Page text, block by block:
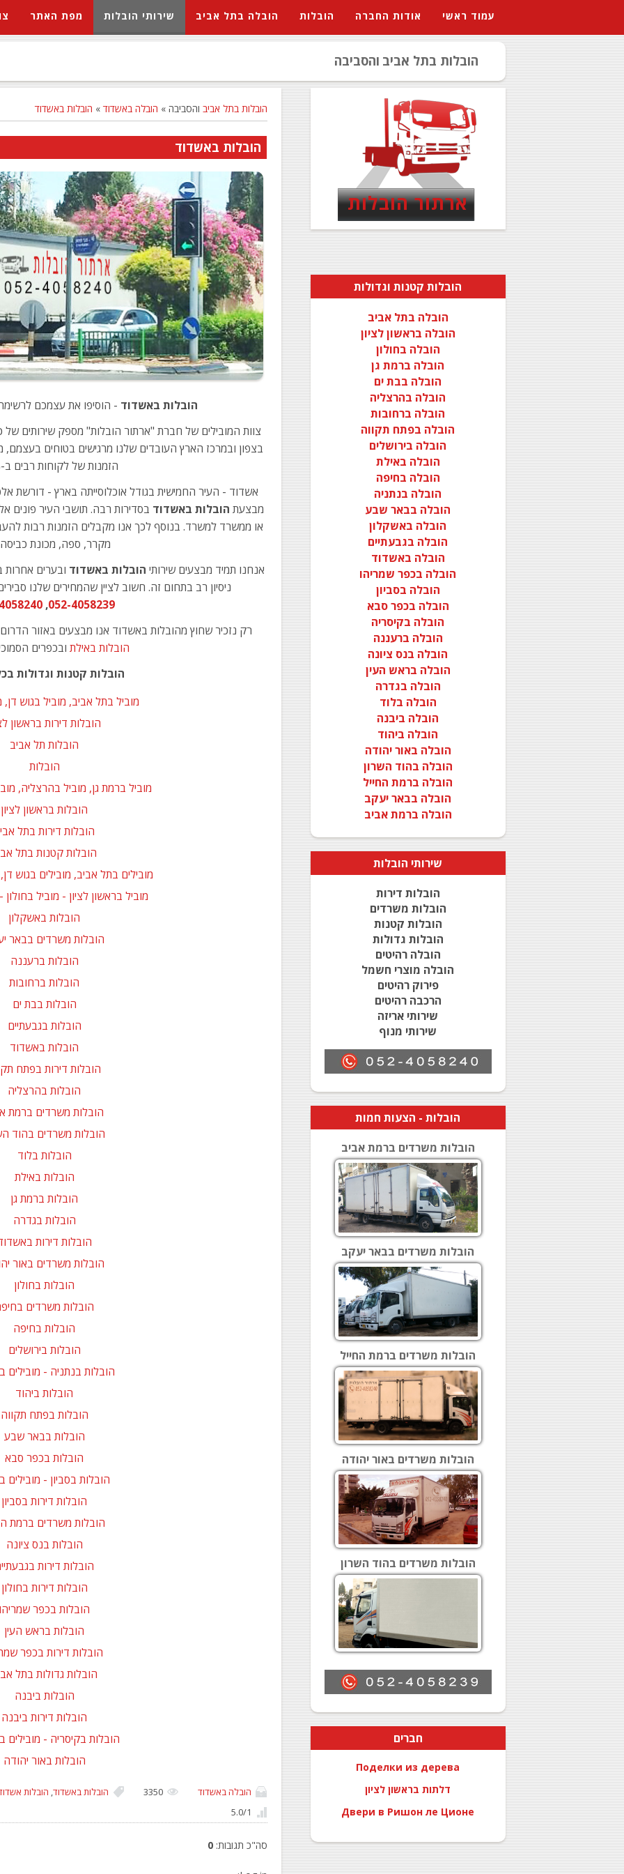
עמוד ראשי אודות החברה הובלות הובלה בתל אביב שירותי הובלות מפת האתר
הובלות בתל אביב והסביבה
ארתור הובלות
הובלות בתל אביב והסביבה » הובלה באשדוד » הובלות באשדוד
הובלות באשדוד
הובלות באשדוד - הוסיפו את עצמכם
צוות המובילים של חברת "ארתור הובלות" מספק שירותים של
בצפון ובמרכז הארץ העובדים שלנו מרגישים בטוחים
הזמנות של לקוחות רבים ב-100%.
אשדוד - העיר החמישית בגודל אוכלוסייתה בארץ - דורשת
מבצעת הובלות באשדוד בסדירות רבה. תושבי העיר פונים
או ממשרד למשרד. בנוסף לכך אנו מקבלים הזמנות רבות
מקרר, ספה, מכונת כביסה
אנחנו תמיד מבצעים שירותי הובלות באשדוד ובערים אחרות
ניסיון רב בתחום זה. חשוב לציין שהמחירים שלנו
052-4058239
,
רק נזכיר שחוץ מהובלות באשדוד אנו מבצעים באזור הדרום
הובלות באילת ובכפרים
הובלות קטנות וגדולות
מוביל בתל אביב, מוביל בגוש דן,
הובלות דירות בראשון
הובלות תל אביב
הובלות
מוביל ברמת גן, מוביל בהרצליה,
הובלות בראשון לציון
הובלות דירות בתל
הובלות קטנות בתל
מובילים בתל אביב, מובילים בגוש
מוביל בראשון לציון - מוביל
הובלות באשקלון
הובלות משרדים בבאר
הובלות ברעננה
הובלות ברחובות
הובלות בבת ים
הובלות בגבעתיים
הובלות באשדוד
הובלות דירות בפתח
הובלות בהרצליה
הובלות משרדים ברמת
הובלות משרדים בהוד
הובלות בלוד
הובלות באילת
הובלות ברמת גן
הובלות בגדרה
הובלות דירות
הובלות משרדים באור
הובלות בחולון
הובלות משרדים
הובלות בחיפה
הובלות בירושלים
הובלות בנתניה - מובילים
הובלות ביהוד
הובלות בפתח תקווה
הובלות בבאר שבע
הובלות בכפר סבא
הובלות בסביון - מובילים
הובלות דירות בסביון
הובלות משרדים ברמת
הובלות בנס ציונה
הובלות דירות
הובלות דירות בחולון
הובלות בכפר שמריהו
הובלות בראש העין
הובלות דירות בכפר
הובלות גדולות בתל
הובלות ביבנה
הובלות דירות ביבנה
הובלות בקיסריה - מובילים
הובלות באור יהודה
הובלה באשדוד 3350 הובלות באשדוד, הובלות
5.0/1
סה"כ תגובות:
0
הובלות קטנות וגדולות
הובלה בתל אביב
הובלה בראשון לציון
הובלה בחולון
הובלה ברמת גן
הובלה בבת ים
הובלה בהרצליה
הובלה ברחובות
הובלה בפתח תקווה
הובלה בירושלים
הובלה באילת
הובלה בחיפה
הובלה בנתניה
הובלה בבאר שבע
הובלה באשקלון
הובלה בגבעתיים
הובלה באשדוד
הובלה בכפר שמריהו
הובלה בסביון
הובלה בכפר סבא
הובלה בקיסריה
הובלה ברעננה
הובלה בנס ציונה
הובלה בראש העין
הובלה בגדרה
הובלה בלוד
הובלה ביבנה
הובלה ביהוד
הובלה באור יהודה
הובלה בהוד השרון
הובלה ברמת החייל
הובלה בבאר יעקב
הובלה ברמת אביב
שירותי הובלות
הובלות דירות
הובלות משרדים
הובלות קטנות
הובלות גדולות
הובלה רהיטים
הובלה מוצרי חשמל
פירוק רהיטים
הרכבה רהיטים
שירותי אריזה
שירותי מנוף
הובלות - הצעות חמות
הובלות משרדים ברמת אביב
הובלות משרדים בבאר יעקב
הובלות משרדים ברמת החייל
הובלות משרדים באור יהודה
הובלות משרדים בהוד השרון
חברים
Поделки из дерева
דלתות בראשון לציון
Двери в Ришон ле Ционе